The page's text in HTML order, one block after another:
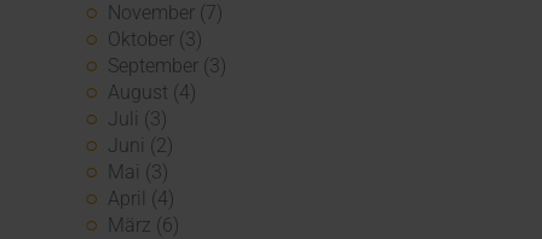
November (7)
Oktober (3)
September (3)
August (4)
Juli (3)
Juni (2)
Mai (3)
April (4)
März (6)